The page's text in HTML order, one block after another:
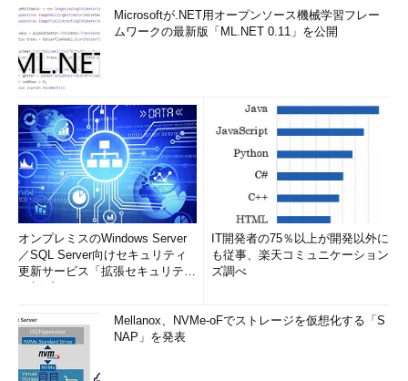
タリングによって“人”による対応が必要な情報のみを抽出。次に
インシデントとしてエスカレーションされたチケットを、蓄積さ
れた過去のインシデントの中からレコメンド表示する。そして、
レコメンドされたナレッジに対し、最適な対応手順をナビゲーシ
ョンする。
NRIでは、自律型システム運用に向けたITサービスマネジメン
ト製品として「Senju Autonomous Service
Manager（Senju/ASM）」を提案している。Senju/ASMでは、
今までベテランの経験に頼っていた「判断」や「予兆検知」を、
AIを活用してシステム化。インシデントの内容に応じて、必要な
ナレッジをレコメンドすることで、経験に頼らない自律型運用を
実現する。
「今後は、インシデント記録を機械学習にかけ、ナレッジのさ
らなる精度向上を図る。また、障害対応の75％でナレッジの利用
を目指す」（寺井氏）
Microsoftが.NET用オープンソース機械学習フレー
ムワークの最新版「ML.NET 0.11」を公開
オンプレミスのWindows Server
／SQL Server向けセキュリティ
更新サービス「拡張セキュリティ
IT開発者の75％以上が開発以外に
も従事、楽天コミュニケーション
ズ調べ
Mellanox、NVMe-oFでストレージを仮想化する「S
NAP」を発表